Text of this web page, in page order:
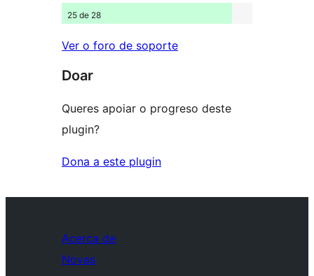
25 de 28
Ver o foro de soporte
Doar
Queres apoiar o progreso deste
plugin?
Dona a este plugin
Acerca de
Novas